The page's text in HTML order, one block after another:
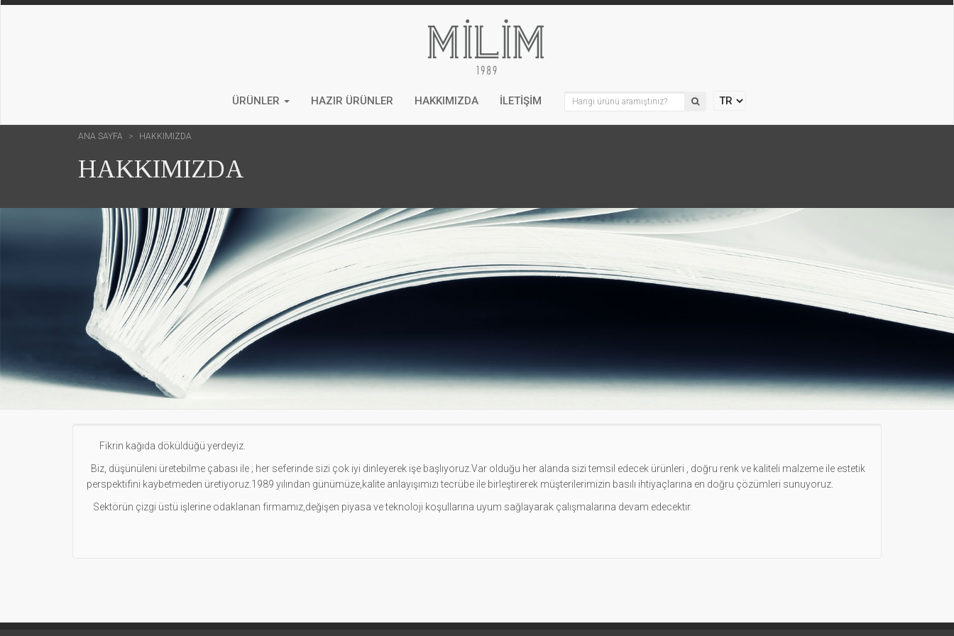
ÜRÜNLER HAZIR ÜRÜNLER HAKKIMIZDA İLETİŞİM
ANA SAYFA HAKKIMIZDA
HAKKIMIZDA
Fikrin kağıda döküldüğü yerdeyiz.
Biz, düşünüleni üretebilme çabası ile ; her seferinde sizi çok iyi dinleyerek işe başlıyoruz.Var olduğu her alanda sizi temsil edecek ürünleri , doğru renk ve kaliteli malzeme ile estetik
perspektifini kaybetmeden üretiyoruz.1989 yılından günümüze,kalite anlayışımızı tecrübe ile birleştirerek müşterilerimizin basılı ihtiyaçlarına en doğru çözümleri sunuyoruz.
Sektörün çizgi üstü işlerine odaklanan firmamız,değişen piyasa ve teknoloji koşullarına uyum sağlayarak çalışmalarına devam edecektir.